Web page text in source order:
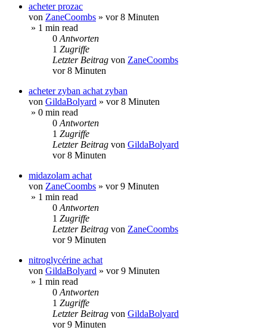
acheter prozac
von ZaneCoombs » vor 8 Minuten
» 1 min read
0 Antworten
1 Zugriffe
Letzter Beitrag von ZaneCoombs
vor 8 Minuten
acheter zyban achat zyban
von GildaBolyard » vor 8 Minuten
» 0 min read
0 Antworten
1 Zugriffe
Letzter Beitrag von GildaBolyard
vor 8 Minuten
midazolam achat
von ZaneCoombs » vor 9 Minuten
» 1 min read
0 Antworten
1 Zugriffe
Letzter Beitrag von ZaneCoombs
vor 9 Minuten
nitroglycérine achat
von GildaBolyard » vor 9 Minuten
» 1 min read
0 Antworten
1 Zugriffe
Letzter Beitrag von GildaBolyard
vor 9 Minuten